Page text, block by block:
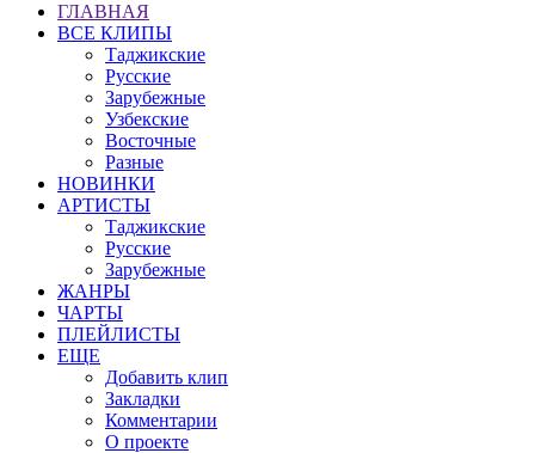
ГЛАВНАЯ
ВСЕ КЛИПЫ
Таджикские
Русские
Зарубежные
Узбекские
Восточные
Разные
НОВИНКИ
АРТИСТЫ
Таджикские
Русские
Зарубежные
ЖАНРЫ
ЧАРТЫ
ПЛЕЙЛИСТЫ
ЕЩЕ
Добавить клип
Закладки
Комментарии
О проекте